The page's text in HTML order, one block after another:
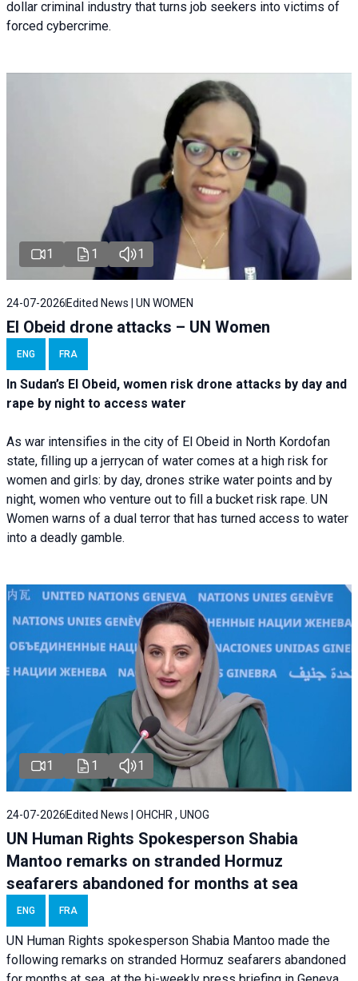
dollar criminal industry that turns job seekers into victims of
forced cybercrime.
1 1 1
24-07-2026 Edited News | UN WOMEN
El Obeid drone attacks – UN Women
ENG FRA
In Sudan’s El Obeid, women risk drone attacks by day and
rape by night to access water
As war intensifies in the city of El Obeid in North Kordofan
state, filling up a jerrycan of water comes at a high risk for
women and girls: by day, drones strike water points and by
night, women who venture out to fill a bucket risk rape. UN
Women warns of a dual terror that has turned access to water
into a deadly gamble.
1 1 1
24-07-2026 Edited News | OHCHR , UNOG
UN Human Rights Spokesperson Shabia
Mantoo remarks on stranded Hormuz
seafarers abandoned for months at sea
ENG FRA
UN Human Rights spokesperson Shabia Mantoo made the
following remarks on stranded Hormuz seafarers abandoned